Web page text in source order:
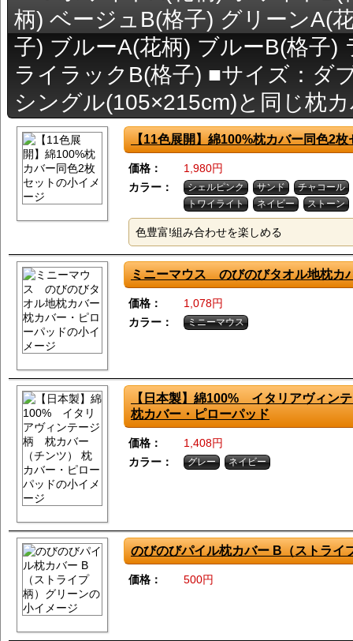
柄) ベージュB(格子) グリーンA(
子) ブルーA(花柄) ブルーB(格子)
ライラックB(格子) ■サイズ：ダ
シングル(105×215cm)と同じ枕
【11色展開】綿100%枕カバー同色2枚
価格：
1,980円
カラー：
シェルピンク サンド
チャコール
トワイライト
ネイビー ストーン
色豊富!組み合わせを楽しめる
ミニーマウス のびのびタオル地枕カ
価格：
1,078円
カラー：
ミニーマウス
【日本製】綿100% イタリアヴィン
枕カバー・ピローパッド
価格：
1,408円
カラー：
グレー ネイビー
のびのびパイル枕カバー B（ストライ
価格： 500円